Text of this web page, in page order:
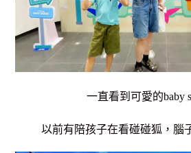
一直看到可愛的baby
以前有陪孩子在看碰碰狐，腦